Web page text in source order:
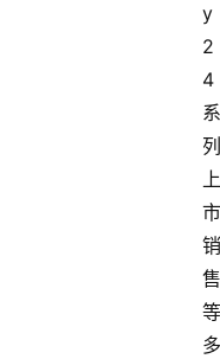
y
2
4
系
列
上
市
销
售
等
多